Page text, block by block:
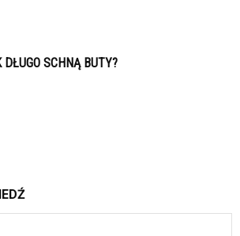
DŁUGO SCHNĄ BUTY?